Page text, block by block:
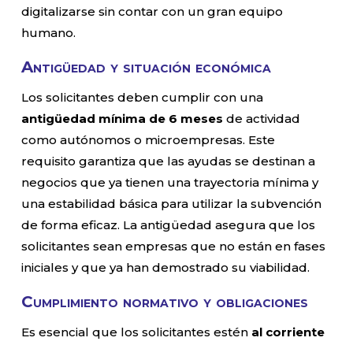
digitalizarse sin contar con un gran equipo
humano.
Antigüedad y situación económica
Los solicitantes deben cumplir con una
antigüedad mínima de 6 meses de actividad
como autónomos o microempresas. Este
requisito garantiza que las ayudas se destinan a
negocios que ya tienen una trayectoria mínima y
una estabilidad básica para utilizar la subvención
de forma eficaz. La antigüedad asegura que los
solicitantes sean empresas que no están en fases
iniciales y que ya han demostrado su viabilidad.
Cumplimiento normativo y obligaciones
Es esencial que los solicitantes estén al corriente